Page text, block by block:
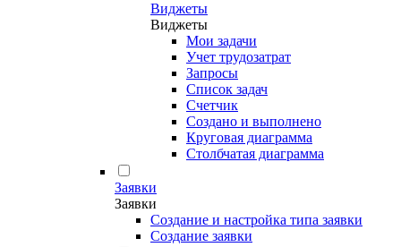
Виджеты
Виджеты
Мои задачи
Учет трудозатрат
Запросы
Список задач
Счетчик
Создано и выполнено
Круговая диаграмма
Столбчатая диаграмма
Заявки
Заявки
Создание и настройка типа заявки
Создание заявки